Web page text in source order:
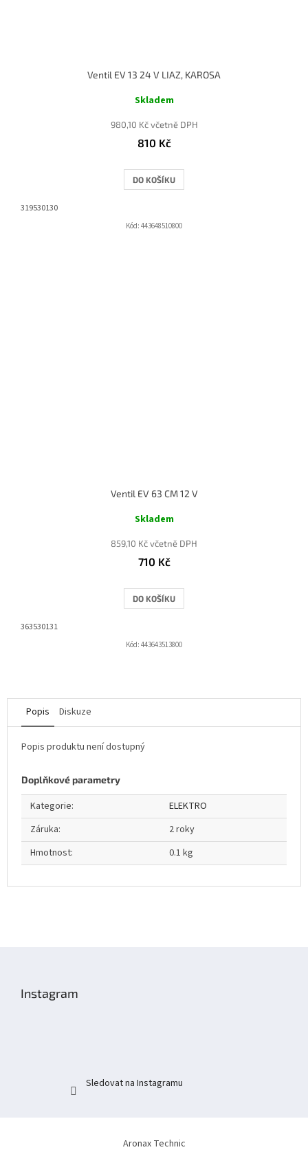
Ventil EV 13 24 V LIAZ, KAROSA
Skladem
980,10 Kč včetně DPH
810 Kč
DO KOŠÍKU
319530130
Kód: 443648510800
Ventil EV 63 CM 12 V
Skladem
859,10 Kč včetně DPH
710 Kč
DO KOŠÍKU
363530131
Kód: 443643513800
Popis Diskuze
Popis produktu není dostupný
Doplňkové parametry
Kategorie:
ELEKTRO
Záruka:
2 roky
Hmotnost: 0.1 kg
Instagram
Sledovat na Instagramu
Aronax Technic